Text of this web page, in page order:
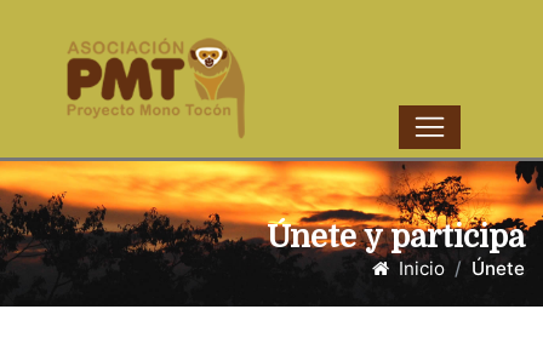
Únete y participa
Inicio Únete